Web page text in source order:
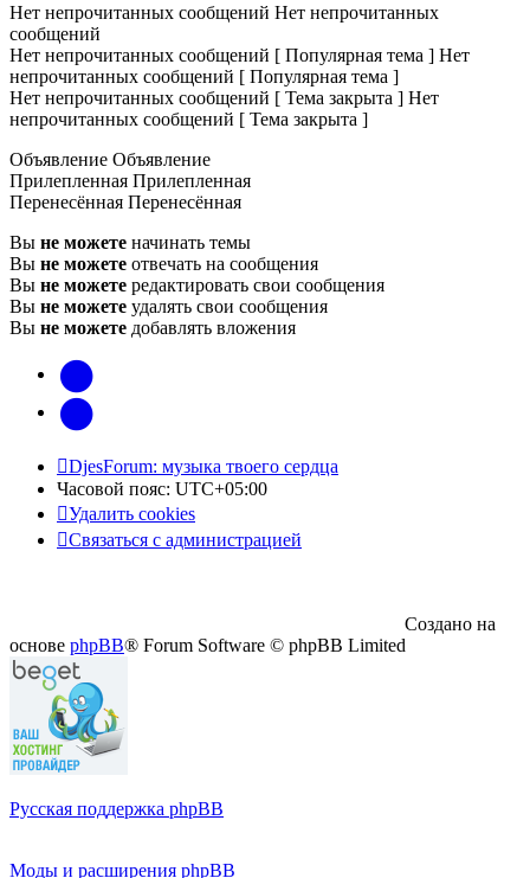
Нет непрочитанных сообщений Нет непрочитанных
сообщений
Нет непрочитанных сообщений [ Популярная тема ] Нет
непрочитанных сообщений [ Популярная тема ]
Нет непрочитанных сообщений [ Тема закрыта ] Нет
непрочитанных сообщений [ Тема закрыта ]
Объявление Объявление
Прилепленная Прилепленная
Перенесённая Перенесённая
Вы не можете начинать темы
Вы не можете отвечать на сообщения
Вы не можете редактировать свои сообщения
Вы не можете удалять свои сообщения
Вы не можете добавлять вложения
vk
Telegram
DjesForum: музыка твоего сердца
Часовой пояс: UTC+05:00
Удалить cookies
Связаться с администрацией
Создано на
основе phpBB® Forum Software © phpBB Limited
Русская поддержка phpBB
Моды и расширения phpBB